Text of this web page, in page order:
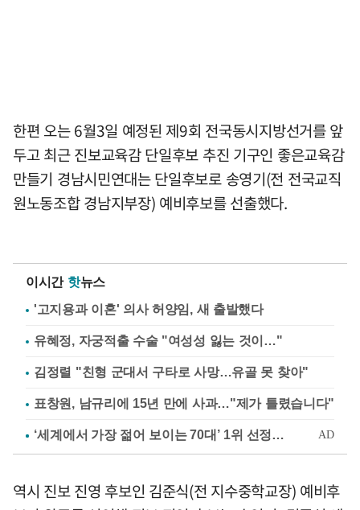
한편 오는 6월3일 예정된 제9회 전국동시지방선거를 앞
두고 최근 진보교육감 단일후보 추진 기구인 좋은교육감
만들기 경남시민연대는 단일후보로 송영기(전 전국교직
원노동조합 경남지부장) 예비후보를 선출했다.
이시간 핫뉴스
'고지용과 이혼' 의사 허양임, 새 출발했다
유혜정, 자궁적출 수술 "여성성 잃는 것이…"
김정렬 "친형 군대서 구타로 사망…유골 못 찾아"
표창원, 남규리에 15년 만에 사과…"제가 틀렸습니다"
역시 진보 진영 후보인 김준식(전 지수중학교장) 예비후